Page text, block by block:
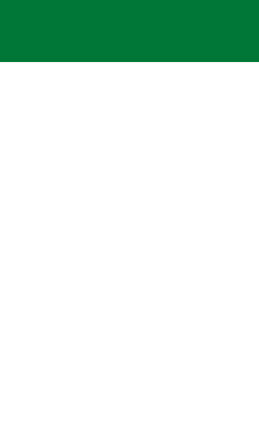
av et menneske.